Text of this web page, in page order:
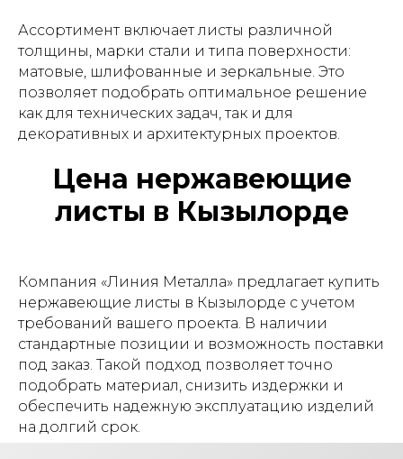
Ассортимент включает листы различной
толщины, марки стали и типа поверхности:
матовые, шлифованные и зеркальные. Это
позволяет подобрать оптимальное решение
как для технических задач, так и для
декоративных и архитектурных проектов.
Цена нержавеющие
листы в Кызылорде
Компания «Линия Металла» предлагает купить
нержавеющие листы в Кызылорде с учетом
требований вашего проекта. В наличии
стандартные позиции и возможность поставки
под заказ. Такой подход позволяет точно
подобрать материал, снизить издержки и
обеспечить надежную эксплуатацию изделий
на долгий срок.